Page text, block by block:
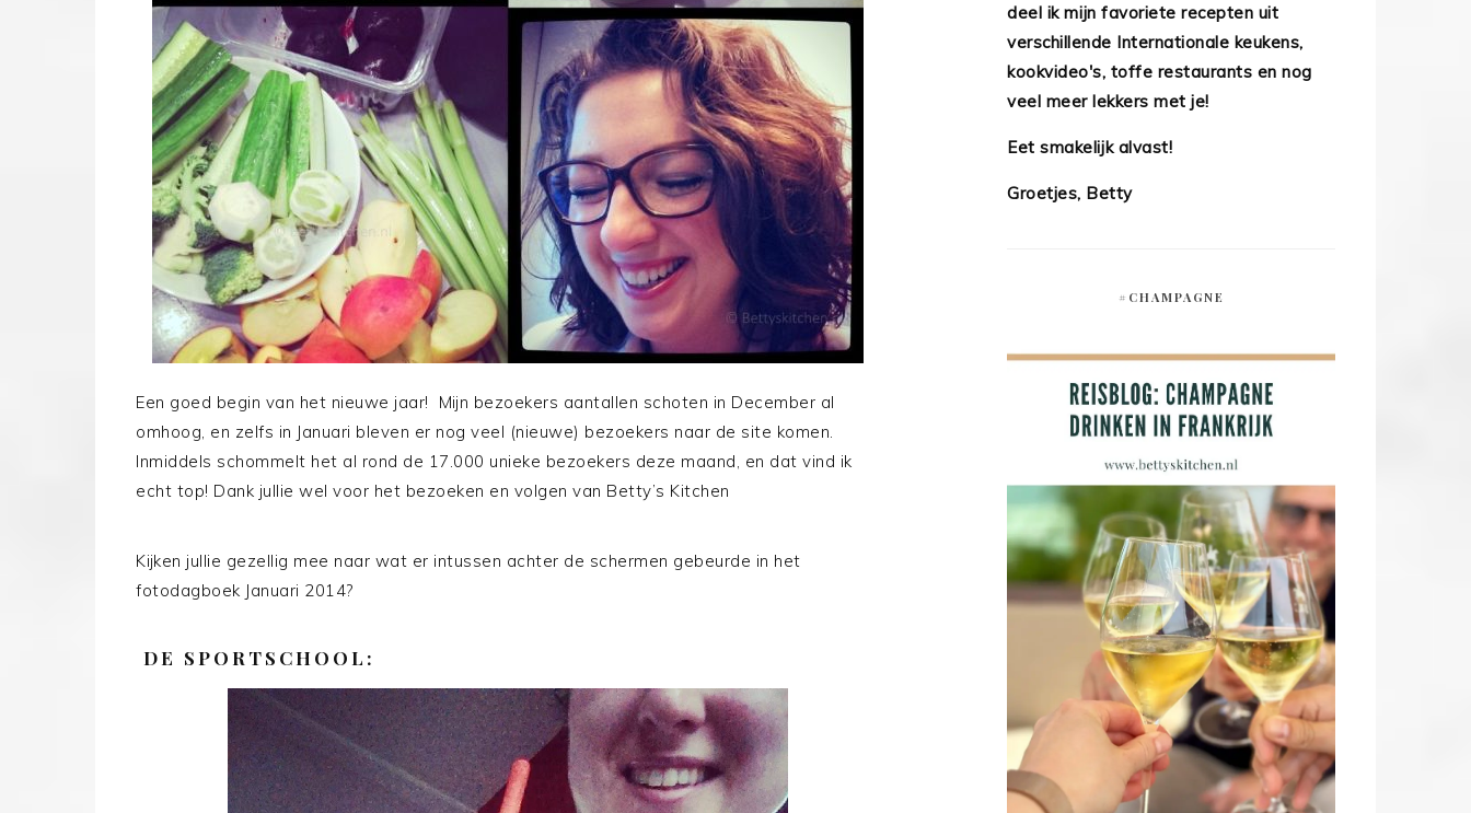
Een goed begin van het nieuwe jaar! Mijn bezoekers aantallen schoten in December al
omhoog, en zelfs in Januari bleven er nog veel (nieuwe) bezoekers naar de site komen.
Inmiddels schommelt het al rond de 17.000 unieke bezoekers deze maand, en dat vind ik
echt top! Dank jullie wel voor het bezoeken en volgen van Betty’s Kitchen
Kijken jullie gezellig mee naar wat er intussen achter de schermen gebeurde in het
fotodagboek Januari 2014?
DE SPORTSCHOOL:
deel ik mijn favoriete recepten uit
verschillende Internationale keukens,
kookvideo's, toffe restaurants en nog
veel meer lekkers met je!
Eet smakelijk alvast!
Groetjes, Betty
#CHAMPAGNE